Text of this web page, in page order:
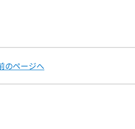
のページへ